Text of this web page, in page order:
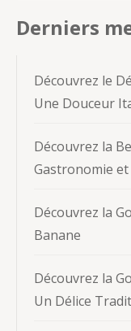
Derniers
Découvrez le
Une Douceur
Découvrez la
Gastronomie et
Découvrez la
Banane
Découvrez la
Un Délice